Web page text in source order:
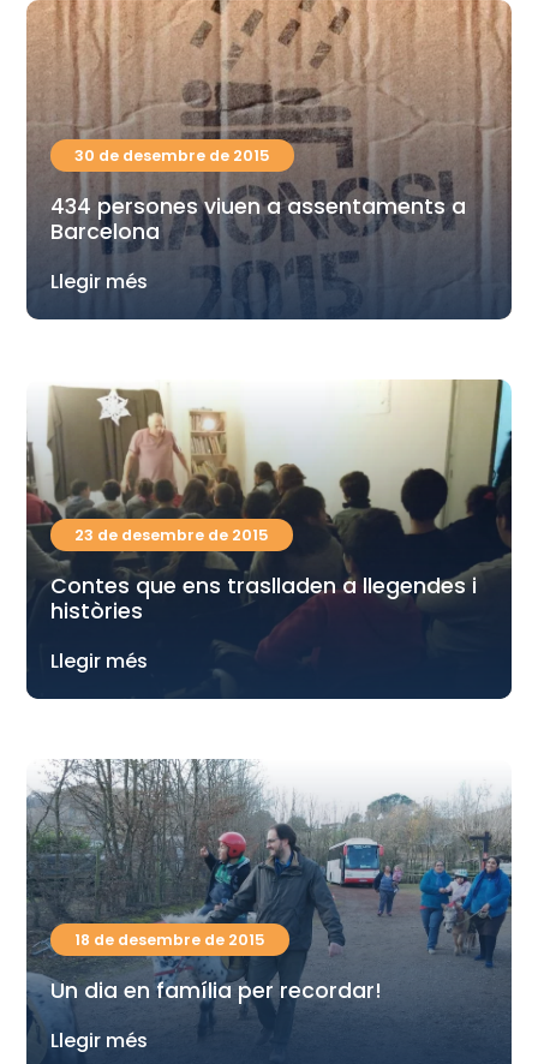
434 persones viuen a assentaments a
Barcelona
30 de desembre de 2015
Llegir més
Contes que ens traslladen a llegendes i
històries
23 de desembre de 2015
Llegir més
Un dia en família per recordar!
18 de desembre de 2015
Llegir més